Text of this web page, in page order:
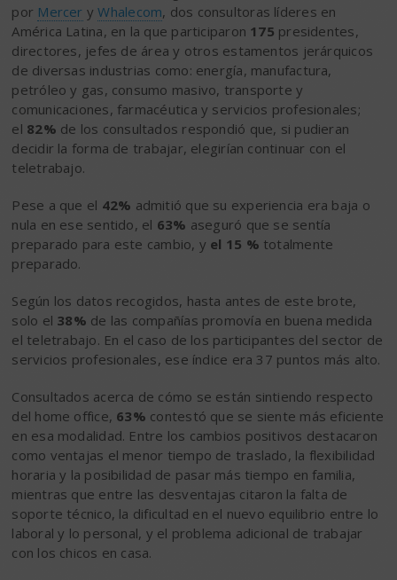
por Mercer yWhalecom, dos consultoras líderes en
América Latina, en la que participaron 175 presidentes,
directores, jefes de área y otros estamentos jerárquicos
de diversas industrias como: energía, manufactura,
petróleo y gas, consumo masivo, transporte y
comunicaciones, farmacéutica y servicios profesionales;
el 82% de los consultados respondió que, si pudieran
decidir la forma de trabajar, elegirían continuar con el
teletrabajo.
Pese a que el 42% admitió que su experiencia era baja o
nula en ese sentido, el 63% aseguró que se sentía
preparado para este cambio, y el 15 % totalmente
preparado.
Según los datos recogidos, hasta antes de este brote,
solo el 38% de las compañías promovía en buena medida
el teletrabajo. En el caso de los participantes del sector de
servicios profesionales, ese índice era 37 puntos más alto.
Consultados acerca de cómo se están sintiendo respecto
del home office, 63% contestó que se siente más eficiente
en esa modalidad. Entre los cambios positivos destacaron
como ventajas el menor tiempo de traslado, la flexibilidad
horaria y la posibilidad de pasar más tiempo en familia,
mientras que entre las desventajas citaron la falta de
soporte técnico, la dificultad en el nuevo equilibrio entre lo
laboral y lo personal, y el problema adicional de trabajar
con los chicos en casa.